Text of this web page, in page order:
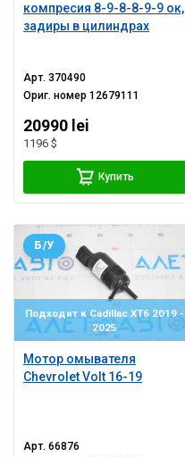
компресия 8-9-8-8-9-9 ок,
задиры в цилиндрах
Арт.370490
Ориг. номер12679111
20990 lei
1196 $
Купить
Подходит к Cadillac XT6 2019 -
2025
Мотор омывателя
Chevrolet Volt 16-19
Б/У
Арт.66876